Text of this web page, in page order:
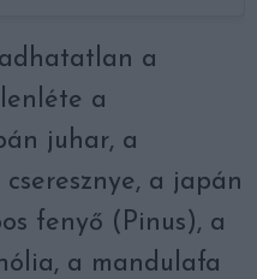
a
a
juhar, a
a japán
fenyő (Pinus), a
a mandulafa